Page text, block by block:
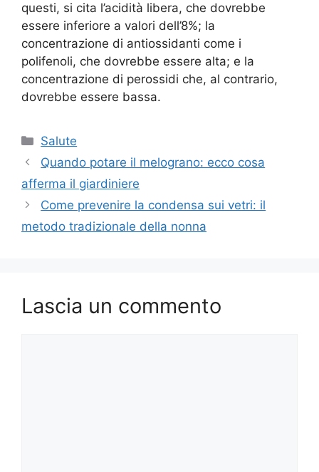
questi, si cita l’acidità libera, che dovrebbe
essere inferiore a valori dell’8%; la
concentrazione di antiossidanti come i
polifenoli, che dovrebbe essere alta; e la
concentrazione di perossidi che, al contrario,
dovrebbe essere bassa.
Categorie
Salute
Quando potare il melograno: ecco cosa
afferma il giardiniere
Come prevenire la condensa sui vetri: il
metodo tradizionale della nonna
Lascia un commento